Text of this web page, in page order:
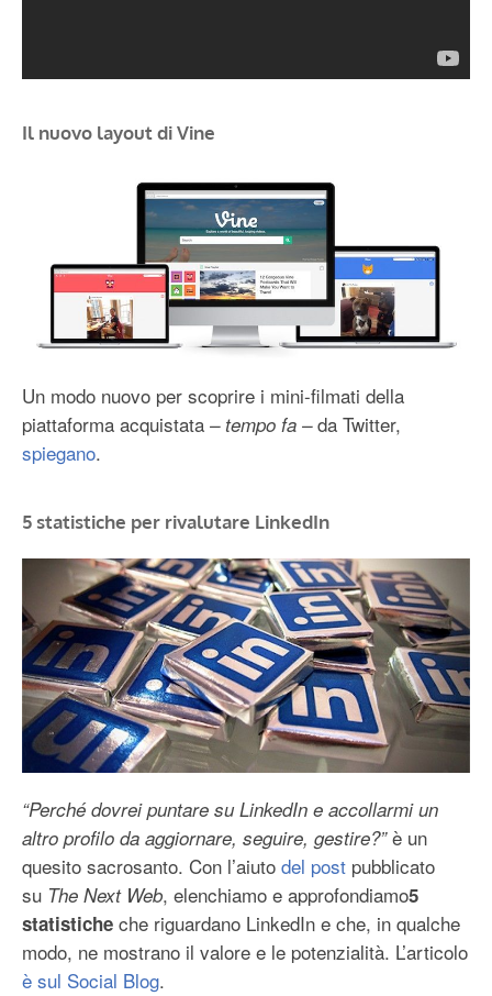
Il nuovo layout di Vine
Un modo nuovo per scoprire i mini-filmati della
piattaforma acquistata – tempo fa –da Twitter,
spiegano.
5 statistiche per rivalutare LinkedIn
“Perché dovrei puntare su LinkedIn e accollarmi un
altro profilo da aggiornare, seguire, gestire?”è un
quesito sacrosanto. Con l’aiuto del post pubblicato
su The Next Web, elenchiamo e approfondiamo5
statistiche che riguardano LinkedIn e che, in qualche
modo, ne mostrano il valore e le potenzialità. L’articolo
è sul Social Blog.